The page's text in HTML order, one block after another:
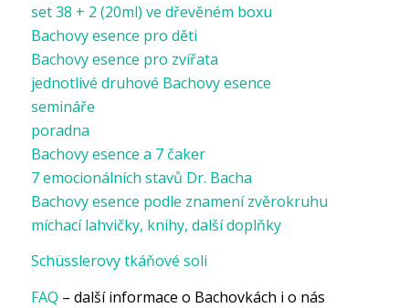
set 38 + 2 (20ml) ve dřevěném boxu
Bachovy esence pro děti
Bachovy esence pro zvířata
jednotlivé druhové Bachovy esence
semináře
poradna
Bachovy esence a 7 čaker
7 emocionálních stavů Dr. Bacha
Bachovy esence podle znamení zvěrokruhu
míchací lahvičky, knihy, další doplňky
Schüsslerovy tkáňové soli
FAQ – další informace o Bachovkách i o nás